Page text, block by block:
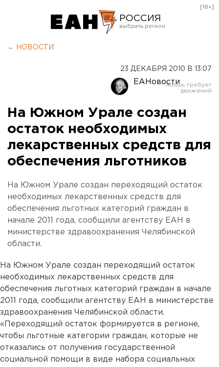
РОССИЯ
Оренбург
[18+]
← НОВОСТИ
23 ДЕКАБРЯ 2010 В 13:07
ЕАНовости
На Южном Урале создан
остаток необходимых
лекарственных средств для
обеспечения льготников
На Южном Урале создан переходящий остаток
необходимых лекарственных средств для
обеспечения льготных категорий граждан в
начале 2011 года, сообщили агентству ЕАН в
министерстве здравоохранения Челябинской
области.
На Южном Урале создан переходящий остаток
необходимых лекарственных средств для
обеспечения льготных категорий граждан в начале
2011 года, сообщили агентству ЕАН в министерстве
здравоохранения Челябинской области.
«Переходящий остаток формируется в регионе,
чтобы льготные категории граждан, которые не
отказались от получения государственной
социальной помощи в виде набора социальных